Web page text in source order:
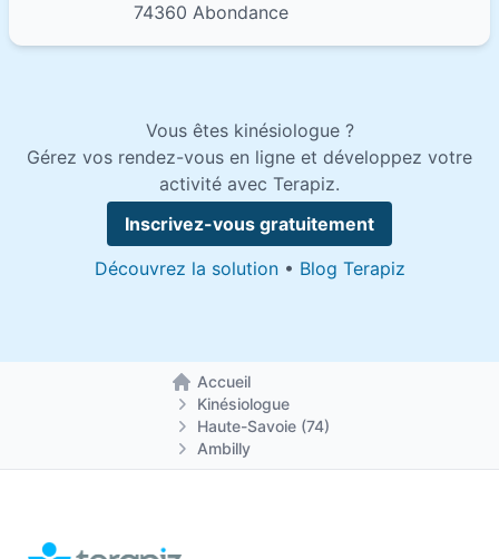
74360 Abondance
Vous êtes kinésiologue ?
Gérez vos rendez-vous en ligne et développez votre
activité avec Terapiz.
Inscrivez-vous gratuitement
Découvrez la solution• Blog Terapiz
Accueil
Retour à la page d'accueil
Kinésiologue
Haute-Savoie (74)
Ambilly